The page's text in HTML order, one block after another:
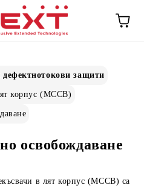
защити
корпус (MCCB)
освобождаване
в лят корпус (MCCB) са